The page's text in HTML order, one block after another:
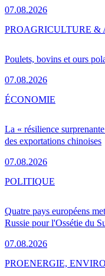
07.08.2026
Poulets, bovins et ours
07.08.2026
PROAGRICULTURE &
La « résilience
des exportations chinoises
07.08.2026
ÉCONOMIE
Quatre pays européens
Russie pour l'Ossétie du
07.08.2026
POLITIQUE
PROENERGIE,